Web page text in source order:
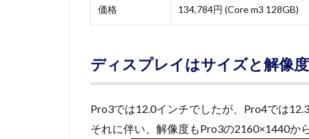
価格 134,784円 (Core m3 128GB)
ディスプレイはサイズと解像
Pro3では12.0インチでしたが、Pro4では
それに伴い、解像度もPro3の2160×1440か